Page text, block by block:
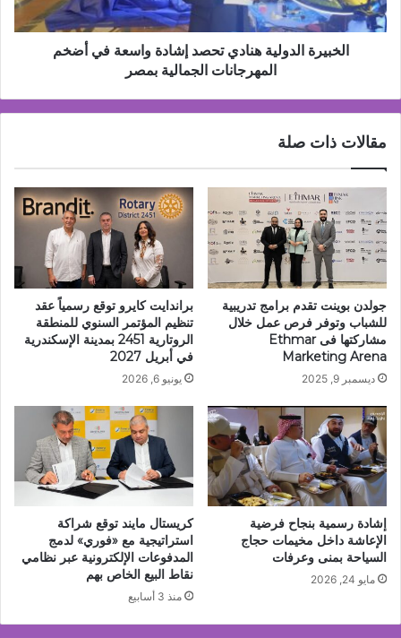
أضخم
المهرجانات
الخبيرة الدولية هنادي تحصد إشادة واسعة في أضخم
المهرجانات الجمالية بمصر
مقالات ذات صلة
جولدن بوينت تقدم برامج تدريبية
للشباب وتوفر فرص عمل خلال
مشاركتها فى Ethmar
Marketing Arena
ديسمبر 9, 2025
براندايت كايرو توقع رسمياً عقد
تنظيم المؤتمر السنوي للمنطقة
الروتارية 2451 بمدينة الإسكندرية
في أبريل 2027
يونيو 6, 2026
إشادة رسمية بنجاح فرضية
الإعاشة داخل مخيمات حجاج
السياحة بمنى وعرفات
مايو 24, 2026
كريستال مايند توقع شراكة
استراتيجية مع «فوري» لدمج
المدفوعات الإلكترونية عبر نظامي
نقاط البيع الخاص بهم
منذ 3 أسابيع